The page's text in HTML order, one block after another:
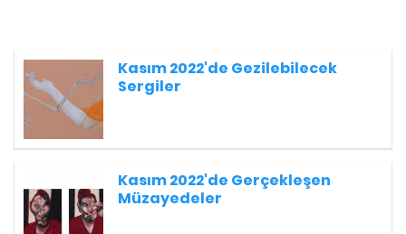
Kasım 2022'de Gezilebilecek
Sergiler
Kasım 2022'de Gerçekleşen
Müzayedeler